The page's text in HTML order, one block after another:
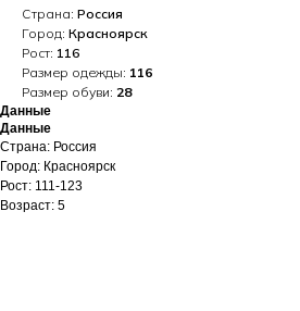
Страна: Россия
Город: Красноярск
Рост: 116
Размер одежды: 116
Размер обуви: 28
Данные
Данные
Страна: Россия
Город: Красноярск
Рост: 111-123
Возраст: 5